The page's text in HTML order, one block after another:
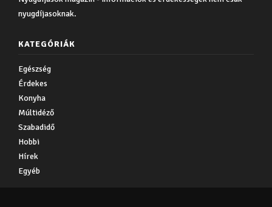
nyugdíjasoknak.
KATEGÓRIÁK
Egészség
Érdekes
Konyha
Múltidéző
Szabadidő
Hobbi
Hírek
Egyéb